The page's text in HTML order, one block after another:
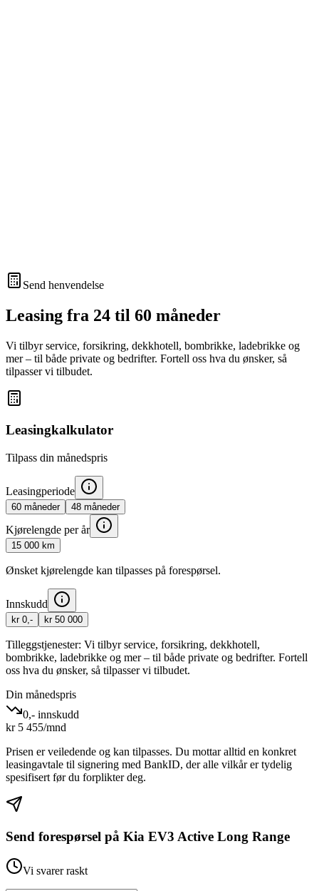
Send henvendelse
Leasing fra 24 til 60 måneder
Vi tilbyr service, forsikring, dekkhotell, bombrikke, ladebrikke og
mer – til både private og bedrifter. Fortell oss hva du ønsker, så
tilpasser vi tilbudet.
Leasingkalkulator
Tilpass din månedspris
Leasingperiode
60 måneder 48 måneder
Kjørelengde per år
15 000 km
Ønsket kjørelengde kan tilpasses på forespørsel.
Innskudd
kr 0,- kr 50 000
Tilleggstjenester: Vi tilbyr service, forsikring, dekkhotell,
bombrikke, ladebrikke og mer – til både private og bedrifter. Fortell
oss hva du ønsker, så tilpasser vi tilbudet.
Din månedspris
0,- innskudd
kr 5 455/mnd
Prisen er veiledende og kan tilpasses. Du mottar alltid en konkret
leasingavtale til signering med BankID, der alle vilkår er tydelig
spesifisert før du forplikter deg.
Send forespørsel på Kia EV3 Active Long Range
Vi svarer raskt